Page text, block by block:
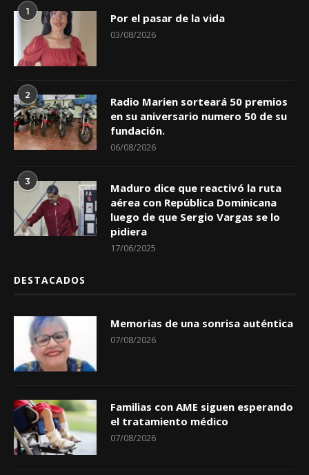
1 Por el pasar de la vida
03/08/2026
2
Radio Marien sorteará 50 premios
en su aniversario numero 50 de su
fundación.
06/08/2026
3
Maduro dice que reactivó la ruta
aérea con República Dominicana
luego de que Sergio Vargas se lo
pidiera
17/06/2025
DESTACADOS
Memorias de una sonrisa auténtica
07/08/2026
Familias con AME siguen esperando
el tratamiento médico
07/08/2026